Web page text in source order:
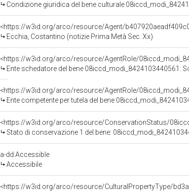
Condizione giuridica del bene culturale
<https://w3id.org/arco/resource/Agent/
Ecchia, Costantino (notizie Prima Metà Sec. Xx)
<https://w3id.org/arco/resource/AgentRole/
Ente schedatore del bene 08iccd_modi_8424103440561:
<https://w3id.org/arco/resource/AgentRole/
Ente competente per tutela del bene
<https://w3id.org/arco/resource/ConservationStatus/
Stato di conservazione 1 del bene:
a-dd:Accessible
Accessibile
<https://w3id.org/arco/resource/CulturalPropertyType/